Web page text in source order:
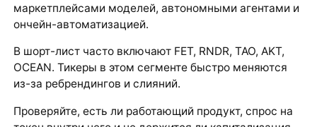
маркетплейсами моделей, автономными агентами и
ончейн-автоматизацией.
В шорт-лист часто включают FET, RNDR, TAO, AKT,
OCEAN. Тикеры в этом сегменте быстро меняются
из-за ребрендингов и слияний.
Проверяйте, есть ли работающий продукт, спрос на